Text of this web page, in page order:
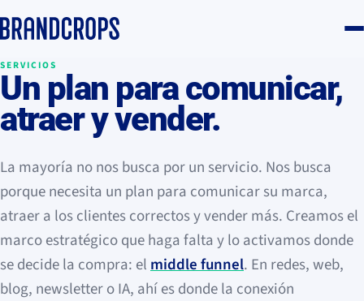
SERVICIOS
Un plan paracomunicar,
atraer y vender.
La mayoría no nos busca por un servicio. Nos busca
porque necesita un plan para comunicar su marca,
atraer a los clientes correctos y vender más. Creamos el
marco estratégico que haga falta y lo activamos donde
se decide la compra: elmiddle funnel. En redes, web,
blog, newsletter o IA, ahí es donde la conexión